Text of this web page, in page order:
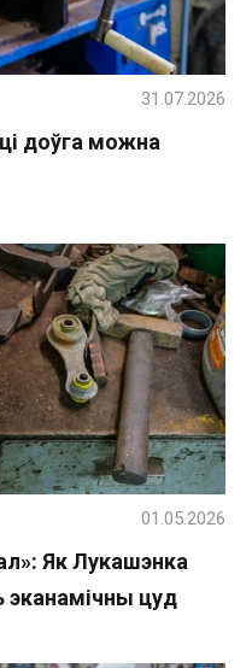
доўга можна
31.07.2026
Як Лукашэнка
эканамічны цуд
01.05.2026